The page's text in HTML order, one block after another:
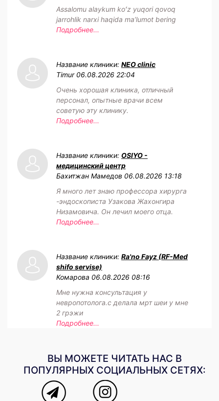
Assalomu alaykum koʻz yuqori qovoq
jarrohlik narxi haqida maʼlumot bering
Подробнее...
Название клиники: NEO clinic
Timur 06.08.2026 22:04
Очень хорошая клиника, отличный
персонал, опытные врачи всем
советую эту клинику.
Подробнее...
Название клиники: OSIYO -
медицинский центр
Бахитжан Мамедов 06.08.2026 13:18
Я много лет знаю профессора хирурга
-эндоскописта Узакова Жахонгира
Низамовича. Он лечил моего отца.
Подробнее...
Название клиники: Ra'no Fayz (RF-Med
shifo servise)
Комарова 06.08.2026 08:16
Мне нужна консультация у
невропотолога.с делала мрт шеи у мне
2 грэжи
Подробнее...
ВЫ МОЖЕТЕ ЧИТАТЬ НАС В
ПОПУЛЯРНЫХ СОЦИАЛЬНЫХ СЕТЯХ: